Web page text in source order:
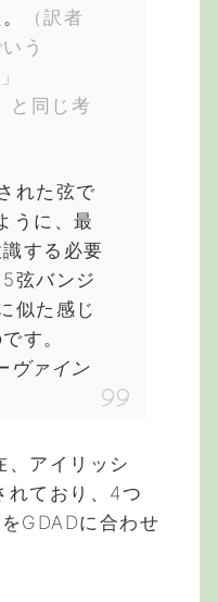
（訳者
う
と同じ考
れた弦で
うに、最
する必要
弦バンジ
似た感じ
す。
ヴァイン
、アイリッシ
れており、4つ
GDADに合わせ